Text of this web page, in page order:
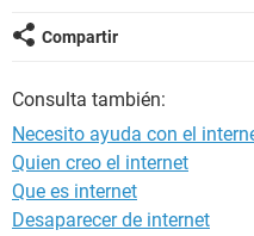
Compartir
Consulta también:
Necesito ayuda con el
Quien creo el internet
Que es internet
Desaparecer de internet